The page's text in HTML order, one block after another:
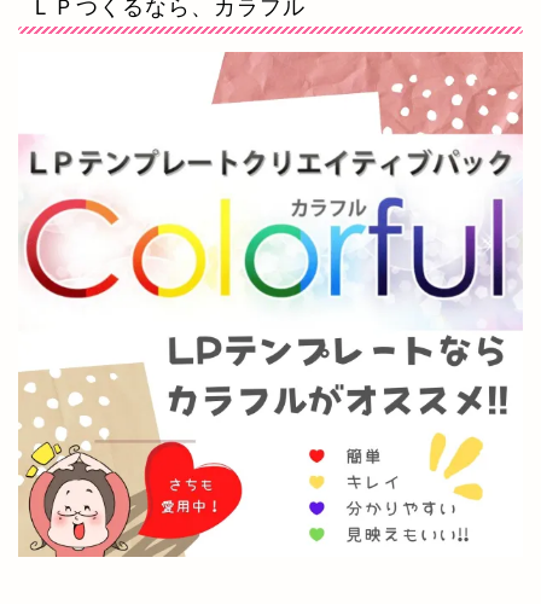
ＬＰつくるなら、カラフル